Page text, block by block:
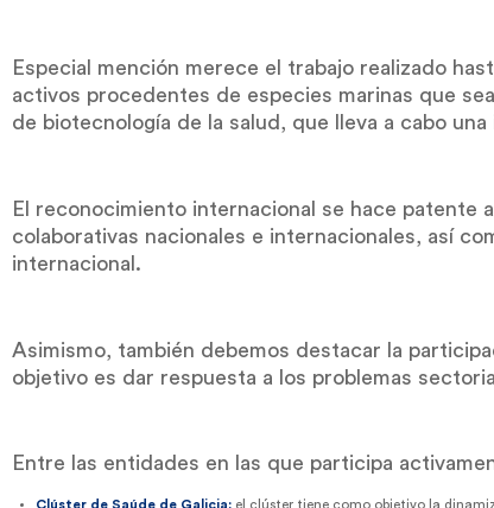
Especial mención merece el trabajo realizado
activos procedentes de especies marinas que
de biotecnología de la salud, que lleva a cabo
El reconocimiento internacional se hace patente
colaborativas nacionales e internacionales, así
internacional.
Asimismo, también debemos destacar la
objetivo es dar respuesta a los problemas
Entre las entidades en las que participa
Clúster de Saúde de Galicia: el clúster tiene como objetivo la